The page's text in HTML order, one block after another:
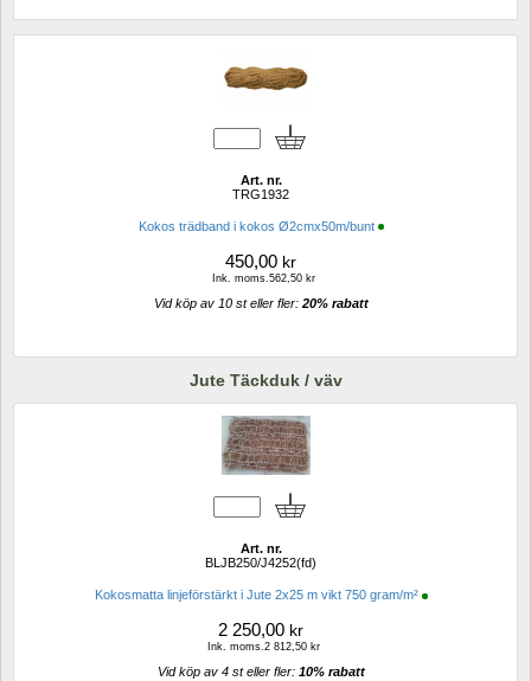
Art. nr.
TRG1932
Kokos trädband i kokos Ø2cmx50m/bunt
450,00 kr
Ink. moms.562,50 kr
Vid köp av 10 st eller fler: 20% rabatt
Jute Täckduk / väv
Art. nr.
BLJB250/J4252(fd)
Kokosmatta linjeförstärkt i Jute 2x25 m vikt 750 gram/m²
2 250,00 kr
Ink. moms.2 812,50 kr
Vid köp av 4 st eller fler: 10% rabatt